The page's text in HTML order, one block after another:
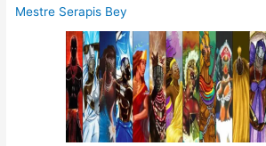
Mestre Serapis Bey